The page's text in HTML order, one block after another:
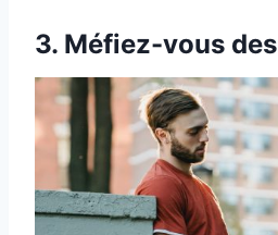
3. Méfiez-vous des